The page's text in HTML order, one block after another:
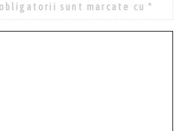
obligatorii sunt marcate cu*